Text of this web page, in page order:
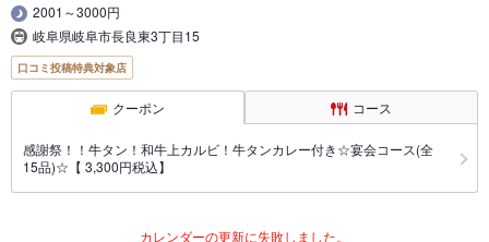
2001～3000円
岐阜県岐阜市長良東3丁目15
口コミ投稿特典対象店
クーポン コース
感謝祭！！牛タン！和牛上カルビ！牛タンカレー付き☆宴会コース(全
15品)☆【 3,300円税込】
カレンダーの更新に失敗しました。